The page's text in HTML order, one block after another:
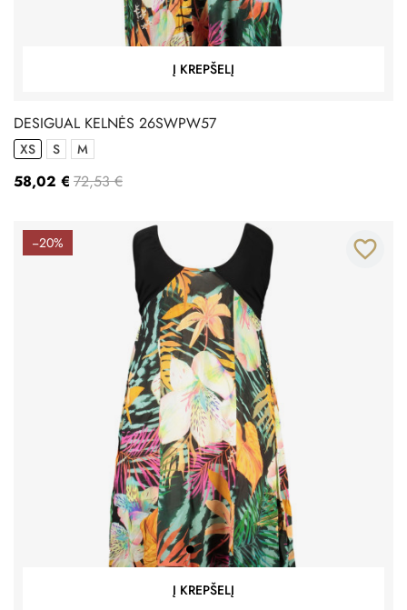
Į KREPŠELĮ
DESIGUAL KELNĖS 26SWPW57
XS S M
58,02 € 72,53 €
−20%
Į KREPŠELĮ
favorite_border